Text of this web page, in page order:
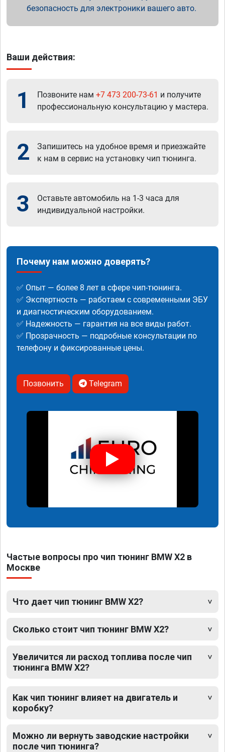
безопасность для электроники вашего авто.
Ваши действия:
1 Позвоните нам +7 473 200-73-61 и получите
профессиональную консультацию у мастера.
2
Запишитесь на удобное время и приезжайте
к нам в сервис на установку чип тюнинга.
3
Оставьте автомобиль на 1-3 часа для
индивидуальной настройки.
Почему нам можно доверять?
✅ Опыт — более 8 лет в сфере чип-тюнинга.
✅ Экспертность — работаем с современными ЭБУ
и диагностическим оборудованием.
✅ Надежность — гарантия на все виды работ.
✅ Прозрачность — подробные консультации по
телефону и фиксированные цены.
Позвонить Telegram
Частые вопросы про чип тюнинг BMW X2 в
Москве
Что дает чип тюнинг BMW X2?
Сколько стоит чип тюнинг BMW X2?
Увеличится ли расход топлива после чип
тюнинга BMW X2?
Как чип тюнинг влияет на двигатель и
коробку?
Можно ли вернуть заводские настройки
после чип тюнинга?